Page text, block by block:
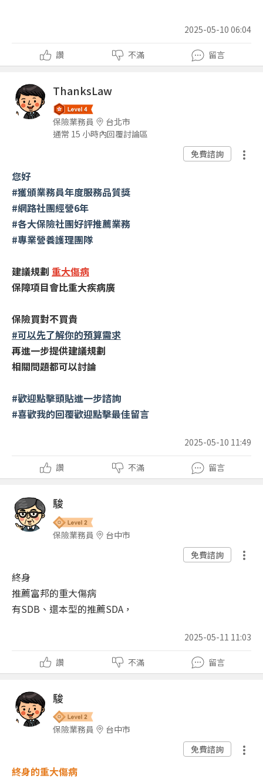
2025-05-10 06:04
讚 不滿 留言
ThanksLaw
保險業務員
台北市
通常 15 小時內回覆討論區
免費諮詢
您好
#獲頒業務員年度服務品質獎
#網路社團經營6年
#各大保險社團好評推薦業務
#專業營養護理團隊
建議規劃 重大傷病
保障項目會比重大疾病廣
保險買對不買貴
#可以先了解你的預算需求
再進一步提供建議規劃
相關問題都可以討論
#歡迎點擊頭貼進一步諮詢
#喜歡我的回覆歡迎點擊最佳留言
2025-05-10 11:49
讚 不滿 留言
駿
保險業務員
台中市
免費諮詢
終身
推薦富邦的重大傷病
有SDB、還本型的推薦SDA，
2025-05-11 11:03
讚 不滿 留言
駿
保險業務員
台中市
免費諮詢
終身的重大傷病